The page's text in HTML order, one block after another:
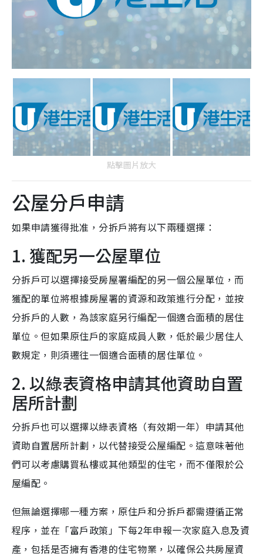
點擊圖片放大
公屋分戶申請
如果申請獲得批准，分拆戶將有以下兩種選擇：
1. 獲配另一公屋單位
分拆戶可以選擇接受房屋署編配的另一個公屋單位，而
獲配的單位將根據房屋署的資源和政策進行分配，並按
分拆戶的人數，為該家庭另行編配一個適合面積的居住
單位。但如果原住戶的家庭成員人數，低於最少居住人
數規定，則須遷往一個適合面積的居住單位。
2. 以綠表資格申請其他資助自置
居所計劃
分拆戶也可以選擇以綠表資格（有效期一年）申請其他
資助自置居所計劃，以代替接受公屋編配。這意味著他
們可以考慮購買私樓或其他類型的住宅，而不僅限於公
屋編配。
但無論選擇哪一種方案，原住戶和分拆戶都需遵循正常
程序，並在「富戶政策」下每2年申報一次家庭入息及資
產，包括是否擁有香港的住宅物業，以確保公共房屋資